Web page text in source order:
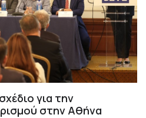
για την
στην Αθήνα